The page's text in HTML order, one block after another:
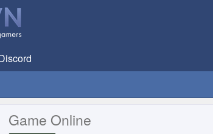
Game Online